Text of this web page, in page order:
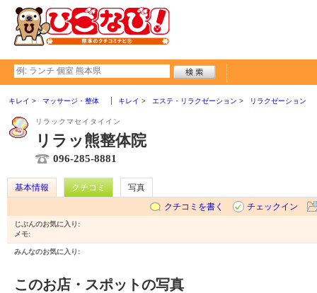
キレイ マッサージ・整体 キレイ エステ・リラクゼーション リラクゼーション
リラックマセイタイイン
リラッ熊整体院
096-285-8881
基本情報 クチコミ
写真
クチコミを書く
チェックイン
じぶんのお気に入り:
メモ:
みんなのお気に入り:
このお店・スポットの写真